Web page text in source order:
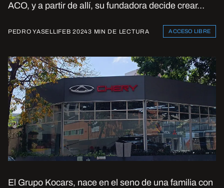
ACO, y a partir de allí, su fundadora decide crear…
PEDRO YASELLIFEB 20243 MIN DE LECTURA ACCESO LIBRE
El Grupo Kocars, nace en el seno de una familia con